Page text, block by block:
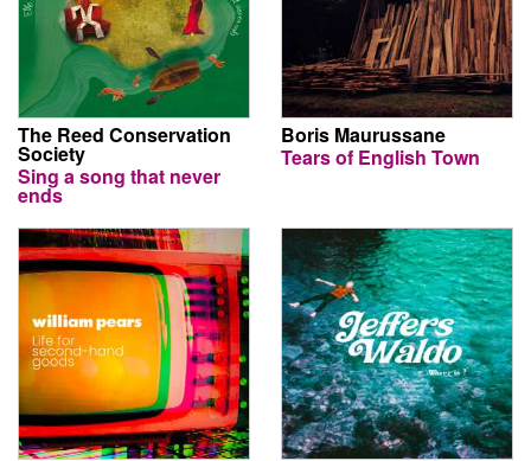
The Reed Conservation
Society
Sing a song that never
ends
Boris Maurussane
Tears of English Town